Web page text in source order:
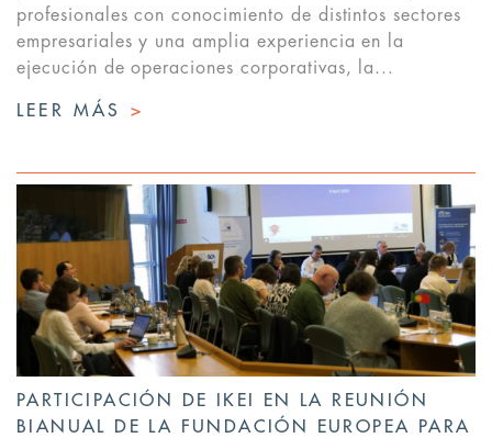
profesionales con conocimiento de distintos sectores
empresariales y una amplia experiencia en la
ejecución de operaciones corporativas, la...
LEER MÁS >
PARTICIPACIÓN DE IKEI EN LA REUNIÓN
BIANUAL DE LA FUNDACIÓN EUROPEA PARA